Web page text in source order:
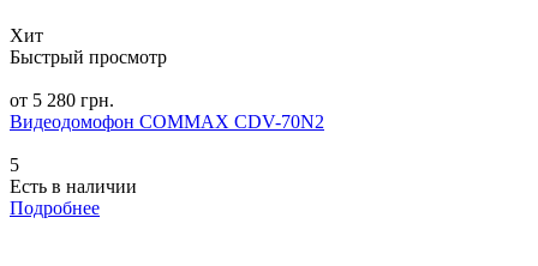
Хит
Быстрый просмотр
от 5 280 грн.
Видеодомофон COMMAX CDV-70N2
5
Есть в наличии
Подробнее